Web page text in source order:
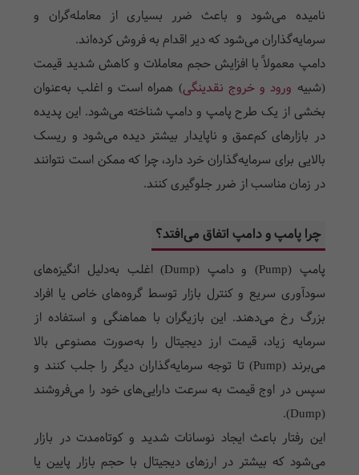
نامیده می‌شود و باعث ضرر بسیاری از معامله‌گران و
سرمایه‌گذاران می‌شود که دیر اقدام به فروش کرده‌اند.
دامپ معمولاً با افزایش حجم معاملات و کاهش شدید قیمت
(شبیه ورود و خروج نقدینگی) همراه است و اغلب به‌عنوان
بخشی از یک طرح پامپ و دامپ شناخته می‌شود. این پدیده
در بازارهای کم‌عمق و ناپایدار بیشتر دیده می‌شود و ریسک
بالایی برای سرمایه‌گذاران خرد دارد، چرا که ممکن است نتوانند
در زمان مناسب از ضرر جلوگیری کنند.
چرا پامپ و دامپ اتفاق می‌افتد؟
پامپ (Pump) و دامپ (Dump) اغلب به‌دلیل انگیزه‌های
سودآوری سریع و کنترل بازار توسط گروه‌های خاص یا افراد
بزرگ رخ می‌دهند. این بازیگران با هماهنگی و استفاده از
سرمایه زیاد، قیمت ارز دیجیتال را به‌صورت مصنوعی بالا
می‌برند (Pump) تا توجه سرمایه‌گذاران دیگر را جلب کنند و
سپس در اوج قیمت به سرعت دارایی‌های خود را می‌فروشند
(Dump).
این رفتار باعث ایجاد نوسانات شدید و کوتاه‌مدت در بازار
می‌شود که بیشتر در ارزهای دیجیتال با حجم بازار پایین یا